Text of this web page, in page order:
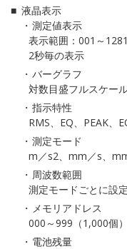
液晶表示
測定値表示
表示範囲：001～
2秒毎の表示
バーグラフ
対数目盛フルスケー
指示特性
RMS、EQ、PEAK、
測定モード
m／s2、mm／s、
周波数範囲
測定モードごとに設
メモリアドレス
000～999（1,000個）
電池残量